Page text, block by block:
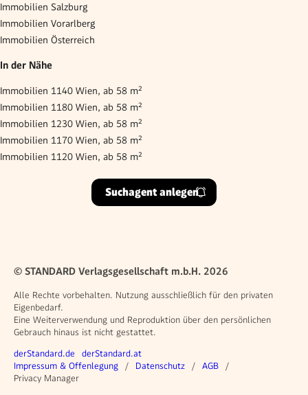
Immobilien Salzburg
Immobilien Vorarlberg
Immobilien Österreich
In der Nähe
Immobilien 1140 Wien, ab 58 m²
Immobilien 1180 Wien, ab 58 m²
Immobilien 1230 Wien, ab 58 m²
Immobilien 1170 Wien, ab 58 m²
Immobilien 1120 Wien, ab 58 m²
Suchagent anlegen
© STANDARD Verlagsgesellschaft m.b.H. 2026
Alle Rechte vorbehalten. Nutzung ausschließlich für den privaten
Eigenbedarf.
Eine Weiterverwendung und Reproduktion über den persönlichen
Gebrauch hinaus ist nicht gestattet.
Weitere Angebote
derStandard.de derStandard.at
Rechtliches
Impressum & Offenlegung Datenschutz
AGB
Privacy Manager